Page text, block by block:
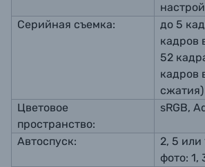
Серийная съемка:
до 5
кадров
52
кадров
сжатия)
Цветовое
пространство:
sRGB,
Автоспуск:
2, 5 или
фото: 1,